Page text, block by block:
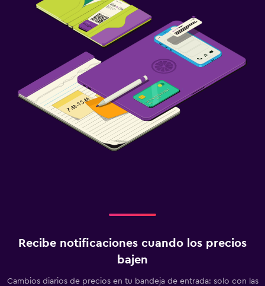
Recibe notificaciones cuando los precios
bajen
Cambios diarios de precios en tu bandeja de entrada: solo con las